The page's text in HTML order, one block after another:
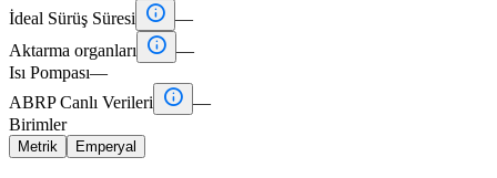
İdeal Sürüş Süresi
 —
Aktarma organları
 —
Isı Pompası—
ABRP Canlı Verileri
 —
Birimler
Metrik Emperyal